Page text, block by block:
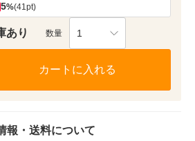
5%(41pt)
あり 数量 1
カートに入れる
報・送料について